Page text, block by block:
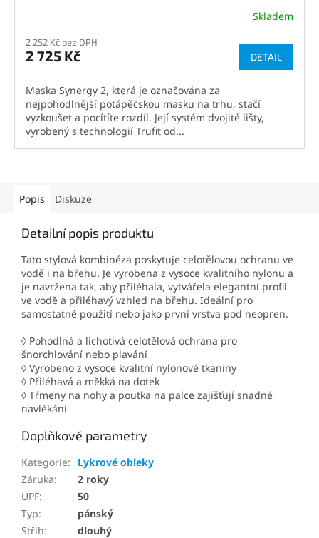
Skladem
2 252 Kč bez DPH
2 725 Kč DETAIL
Maska Synergy 2, která je označována za
nejpohodlnější potápěčskou masku na trhu, stačí
vyzkoušet a pocítíte rozdíl. Její systém dvojité lišty,
vyrobený s technologií Trufit od...
Popis Diskuze
Detailní popis produktu
Tato stylová kombinéza poskytuje celotělovou ochranu ve
vodě i na břehu. Je vyrobena z vysoce kvalitního nylonu a
je navržena tak, aby přiléhala, vytvářela elegantní profil
ve vodě a přiléhavý vzhled na břehu. Ideální pro
samostatné použití nebo jako první vrstva pod neopren.
◊ Pohodlná a lichotivá celotělová ochrana pro
šnorchlování nebo plavání
◊ Vyrobeno z vysoce kvalitní nylonové tkaniny
◊ Přiléhavá a měkká na dotek
◊ Třmeny na nohy a poutka na palce zajišťují snadné
navlékání
Doplňkové parametry
Kategorie:
Lykrové obleky
Záruka:
2 roky
UPF:
50
Typ:
pánský
Střih: dlouhý